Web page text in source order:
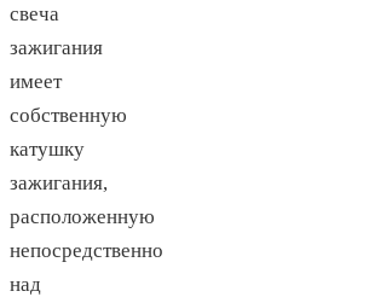
свеча
зажигания
имеет
собственную
катушку
зажигания,
расположенную
непосредственно
над